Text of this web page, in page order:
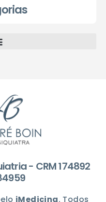
- CRM 174892
iMedicina. Todos